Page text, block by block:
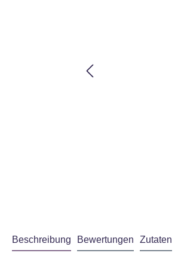
Beschreibung Bewertungen Zutaten